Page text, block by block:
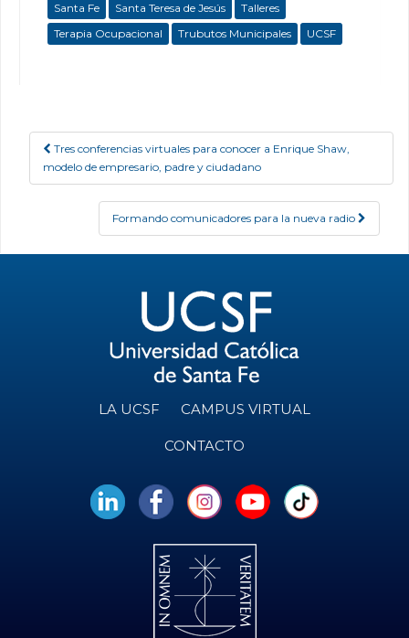
Santa Fe
Santa Teresa de Jesús
Talleres
Terapia Ocupacional
Trubutos Municipales UCSF
Post navigation
Tres conferencias virtuales para conocer a Enrique Shaw,
modelo de empresario, padre y ciudadano
Formando comunicadores para la nueva radio
LA UCSF CAMPUS VIRTUAL
CONTACTO